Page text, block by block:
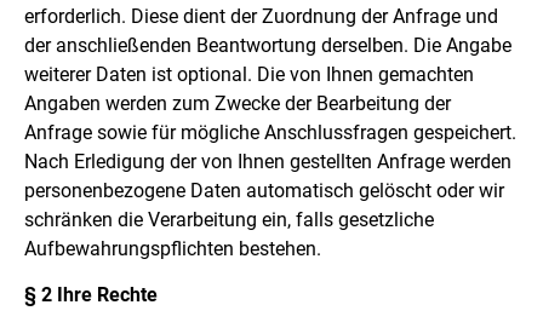
erforderlich. Diese dient der Zuordnung der Anfrage und
der anschließenden Beantwortung derselben. Die Angabe
weiterer Daten ist optional. Die von Ihnen gemachten
Angaben werden zum Zwecke der Bearbeitung der
Anfrage sowie für mögliche Anschlussfragen gespeichert.
Nach Erledigung der von Ihnen gestellten Anfrage werden
personenbezogene Daten automatisch gelöscht oder wir
schränken die Verarbeitung ein, falls gesetzliche
Aufbewahrungspflichten bestehen.
§ 2 Ihre Rechte